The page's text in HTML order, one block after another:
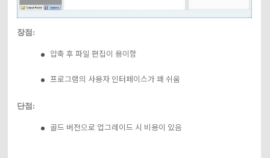
장점:
압축 후 파일 편집이 용이함
프로그램의 사용자 인터페이스가 꽤 쉬움
단점:
골드 버전으로 업그레이드 시 비용이 있음